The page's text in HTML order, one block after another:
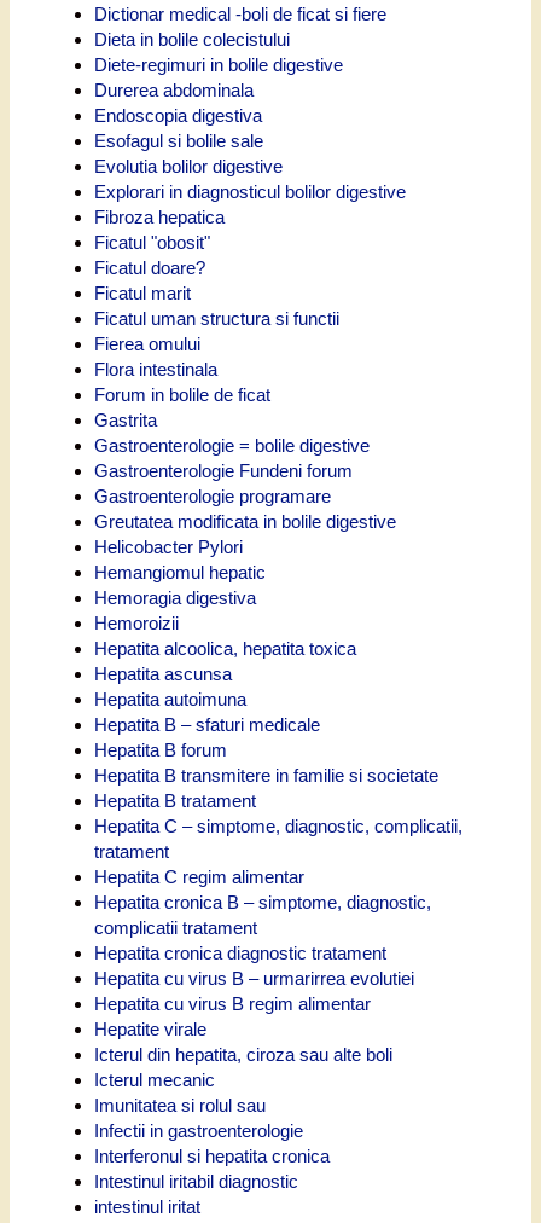
Dictionar medical -boli de ficat si fiere
Dieta in bolile colecistului
Diete-regimuri in bolile digestive
Durerea abdominala
Endoscopia digestiva
Esofagul si bolile sale
Evolutia bolilor digestive
Explorari in diagnosticul bolilor digestive
Fibroza hepatica
Ficatul "obosit"
Ficatul doare?
Ficatul marit
Ficatul uman structura si functii
Fierea omului
Flora intestinala
Forum in bolile de ficat
Gastrita
Gastroenterologie = bolile digestive
Gastroenterologie Fundeni forum
Gastroenterologie programare
Greutatea modificata in bolile digestive
Helicobacter Pylori
Hemangiomul hepatic
Hemoragia digestiva
Hemoroizii
Hepatita alcoolica, hepatita toxica
Hepatita ascunsa
Hepatita autoimuna
Hepatita B – sfaturi medicale
Hepatita B forum
Hepatita B transmitere in familie si societate
Hepatita B tratament
Hepatita C – simptome, diagnostic, complicatii,
tratament
Hepatita C regim alimentar
Hepatita cronica B – simptome, diagnostic,
complicatii tratament
Hepatita cronica diagnostic tratament
Hepatita cu virus B – urmarirrea evolutiei
Hepatita cu virus B regim alimentar
Hepatite virale
Icterul din hepatita, ciroza sau alte boli
Icterul mecanic
Imunitatea si rolul sau
Infectii in gastroenterologie
Interferonul si hepatita cronica
Intestinul iritabil diagnostic
intestinul iritat